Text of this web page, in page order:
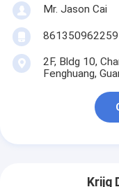
Mr. Jason Cai
2F, Bldg 10,
Fenghuang,
Krijg